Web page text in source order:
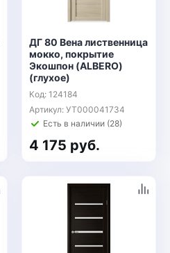
ДГ 80 Вена лиственница
мокко, покрытие
Экошпон (ALBERO)
(глухое)
Код: 124184
Артикул: УТ000041734
Есть в наличии (28)
4 175 руб.